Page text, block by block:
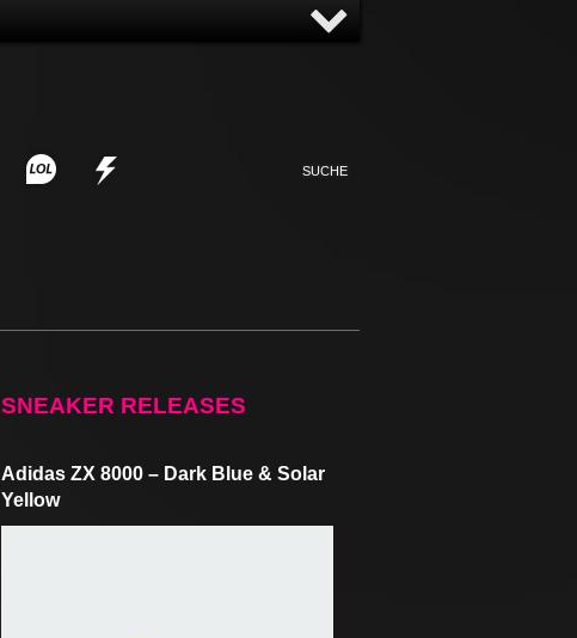
SNEAKER RELEASES
Adidas ZX 8000 – Dark Blue & Solar
Yellow